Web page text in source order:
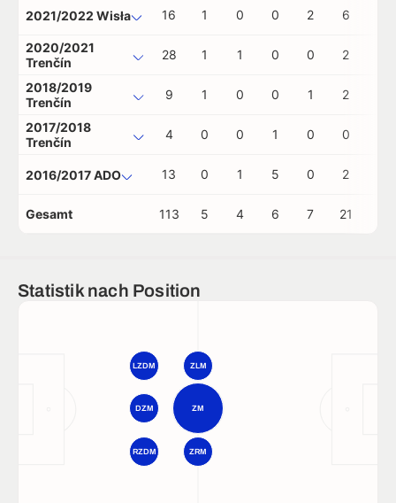
2021/2022 Wisła 16 1 0 0 2 6
2020/2021
Trenčín
28 1 1 0 0 2
2018/2019
Trenčín
9 1 0 0 1 2
2017/2018
Trenčín
4 0 0 1 0 0
2016/2017 ADO 13 0 1 5 0 2
Gesamt 113 5 4 6 7 21
Statistik nach Position
ZM
ZLM
ZRM
DZM
LZDM
RZDM